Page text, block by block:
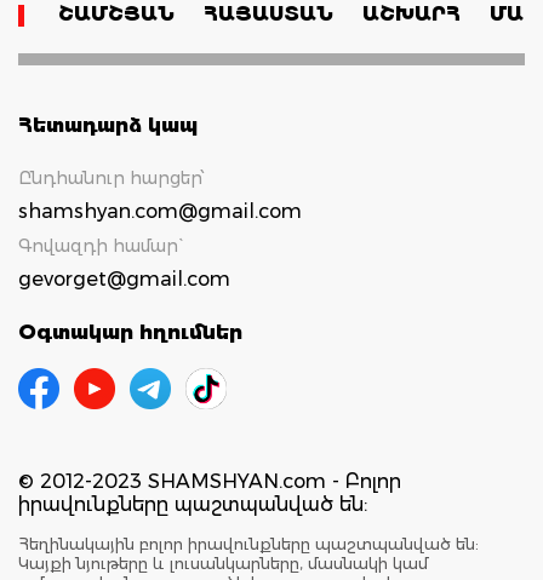
ՇԱՄՇՅԱՆ ՀԱՅԱՍՏԱՆ ԱՇԽԱՐՀ
Հետադարձ կապ
Ընդհանուր հարցեր՝
shamshyan.com@gmail.com
Գովազդի համար`
gevorget@gmail.com
Օգտակար հղումներ
© 2012-2023 SHAMSHYAN.com - Բոլոր
իրավունքները պաշտպանված են:
Հեղինակային բոլոր իրավունքները պաշտպանված են:
Կայքի նյութերը և լուսանկարները, մասնակի կամ